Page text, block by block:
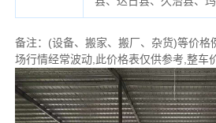
备注： (设备、搬家、搬厂、杂货)等价格
场行情经常波动,此价格表仅供参考,整车